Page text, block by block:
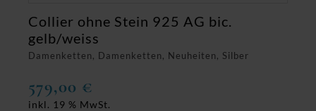
Damenketten, Damenketten, Neuheiten, Silber
Collier ohne Stein 925 AG bic.
gelb/weiss
579,00 €
inkl. 19 % MwSt.